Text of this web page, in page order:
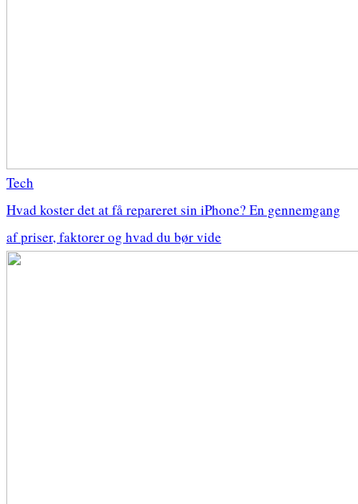
Tech
Hvad koster det at få repareret sin iPhone? En gennemgang
af priser, faktorer og hvad du bør vide